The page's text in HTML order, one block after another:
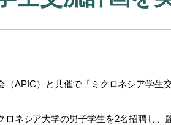
APIC）と共催で『ミクロネシア学生交
ネシア大学の男子学生を2名招聘し、